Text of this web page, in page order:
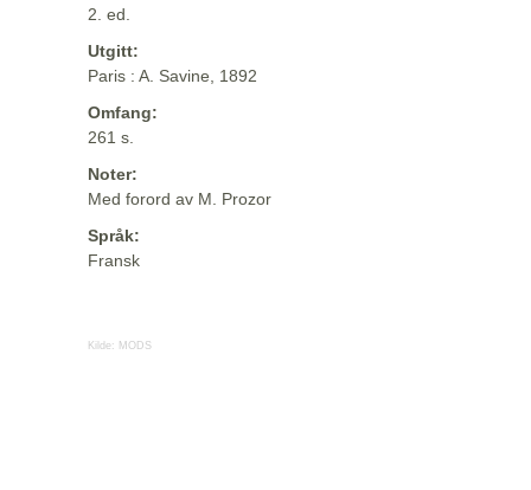
2. ed.
Utgitt:
Paris : A. Savine, 1892
Omfang:
261 s.
Noter:
Med forord av M. Prozor
Språk:
Fransk
Kilde: MODS